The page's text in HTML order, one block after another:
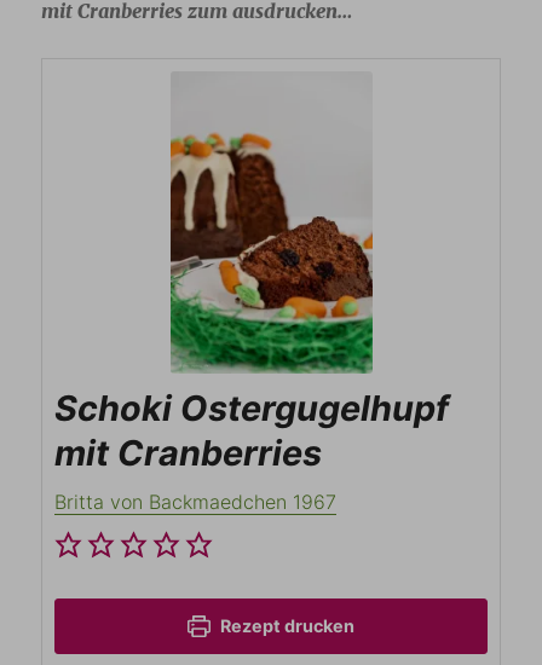
mit Cranberries zum ausdrucken…
Schoki Ostergugelhupf
mit Cranberries
Britta von Backmaedchen 1967
Rezept drucken